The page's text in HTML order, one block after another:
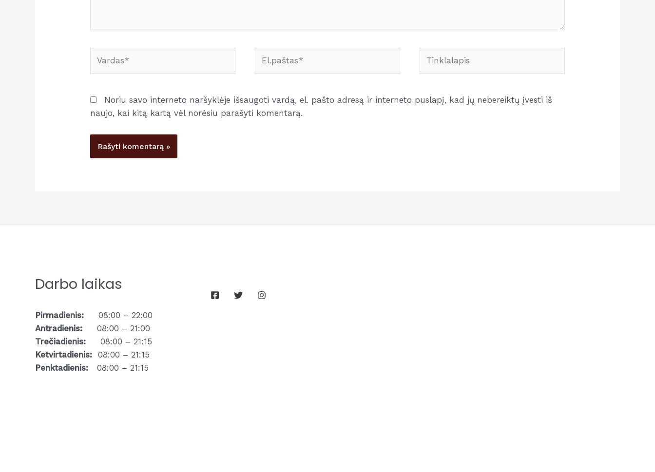
Noriu savo interneto naršyklėje išsaugoti vardą, el. pašto adresą ir interneto puslapį, kad jų nebereiktų įvesti iš
naujo, kai kitą kartą vėl norėsiu parašyti komentarą.
Darbo laikas
Pirmadienis: 08:00 – 22:00
Antradienis: 08:00 – 21:00
Trečiadienis: 08:00 – 21:15
Ketvirtadienis: 08:00 – 21:15
Penktadienis: 08:00 – 21:15